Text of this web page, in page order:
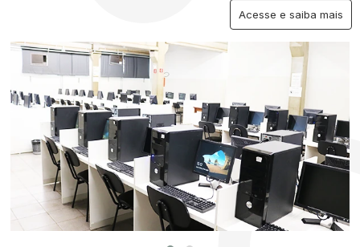
Acesse e saiba mais